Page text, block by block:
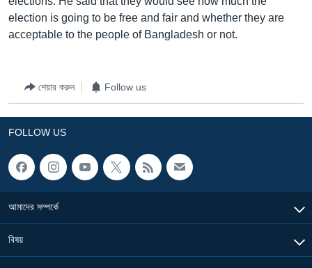
FOLLOW US
অন্য ভাষায় ওয়েব সাইট
election is going to be free and fair and whether they are
acceptable to the people of Bangladesh or not.
শেয়ার করুন Follow us
FOLLOW US
আমাদের সম্পর্কে
বিষয়